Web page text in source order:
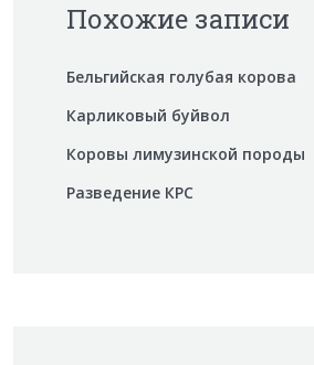
Похожие записи
Бельгийская голубая корова
Карликовый буйвол
Коровы лимузинской породы
Разведение КРС